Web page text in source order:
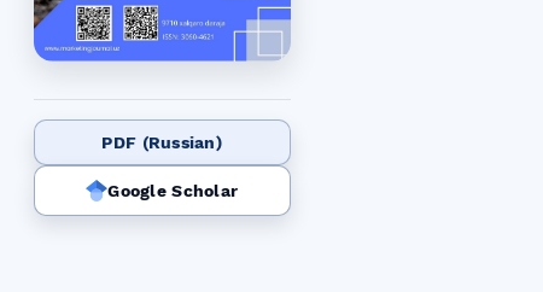
PDF (Russian)
Google Scholar